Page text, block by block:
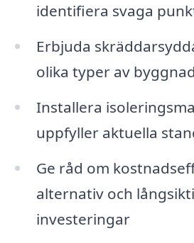
identifiera svaga
Erbjuda
olika typer av
Installera
uppfyller aktuella
Ge råd om
alternativ och
investeringar